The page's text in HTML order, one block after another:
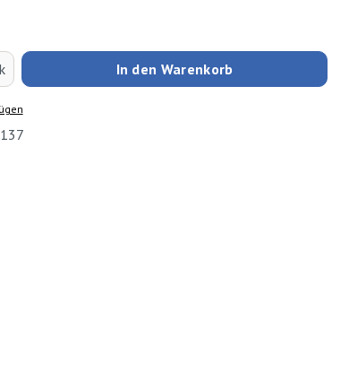
Gib den gewünschten Wert ein
In den Warenkorb